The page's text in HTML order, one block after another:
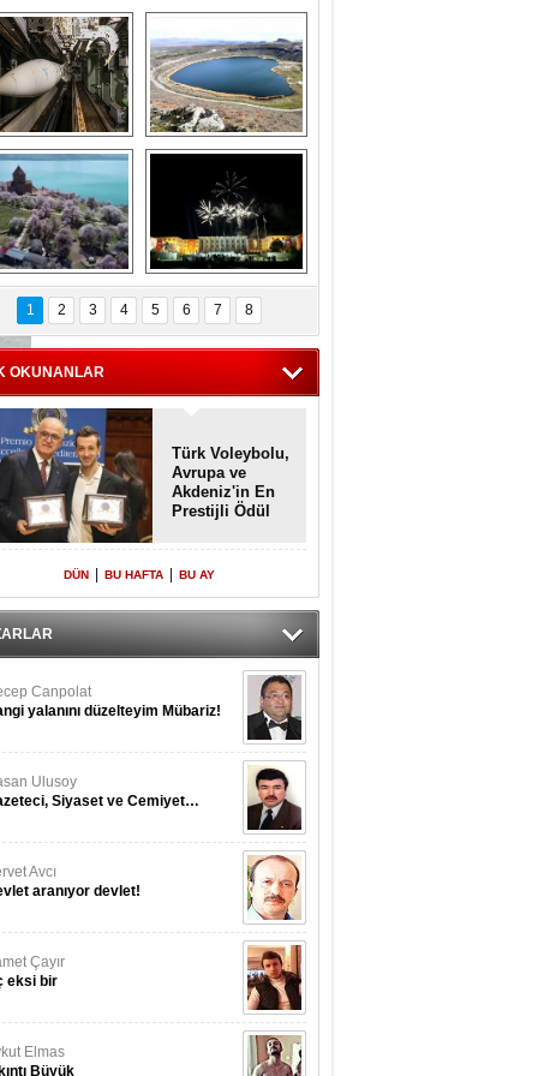
Askeri gemi
terk
gemilerin
etkileyici
görüntüleri
Kapadokya'nın
ilkbaharda bir başka
güzel
kalan
Akdamar Adası
çiçekleri ile
bir güzellik
Haftanın
fotoğrafları
1 2 3 4 5 6 7 8
OKUNANLAR
Türk Voleybolu,
Avrupa ve
Akdeniz'in En
Prestijli Ödül
Yeniden Onur
Konuğu
DÜN BU HAFTA BU AY
Canpolat
yalanını düzelteyim Mübariz!
Ulusoy
Siyaset ve Cemiyet…
Avcı
aranıyor devlet!
Çayır
eksi bir
Elmas
Büyük